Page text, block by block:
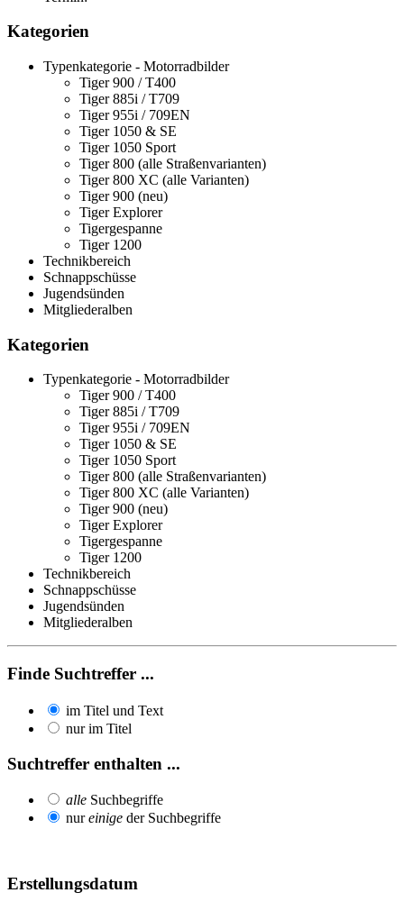
Kategorien
Typenkategorie - Motorradbilder
Tiger 900 / T400
Tiger 885i / T709
Tiger 955i / 709EN
Tiger 1050 & SE
Tiger 1050 Sport
Tiger 800 (alle Straßenvarianten)
Tiger 800 XC (alle Varianten)
Tiger 900 (neu)
Tiger Explorer
Tigergespanne
Tiger 1200
Technikbereich
Schnappschüsse
Jugendsünden
Mitgliederalben
Kategorien
Typenkategorie - Motorradbilder
Tiger 900 / T400
Tiger 885i / T709
Tiger 955i / 709EN
Tiger 1050 & SE
Tiger 1050 Sport
Tiger 800 (alle Straßenvarianten)
Tiger 800 XC (alle Varianten)
Tiger 900 (neu)
Tiger Explorer
Tigergespanne
Tiger 1200
Technikbereich
Schnappschüsse
Jugendsünden
Mitgliederalben
Finde Suchtreffer ...
im Titel und Text
nur im Titel
Suchtreffer enthalten ...
alle Suchbegriffe
nureinige der Suchbegriffe
Erstellungsdatum